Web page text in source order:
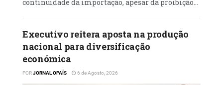
continuidade da importação, apesar da proibição...
Executivo reitera aposta na produção
nacional para diversificação
económica
PORJORNAL OPAÍS 6 de Agosto, 2026